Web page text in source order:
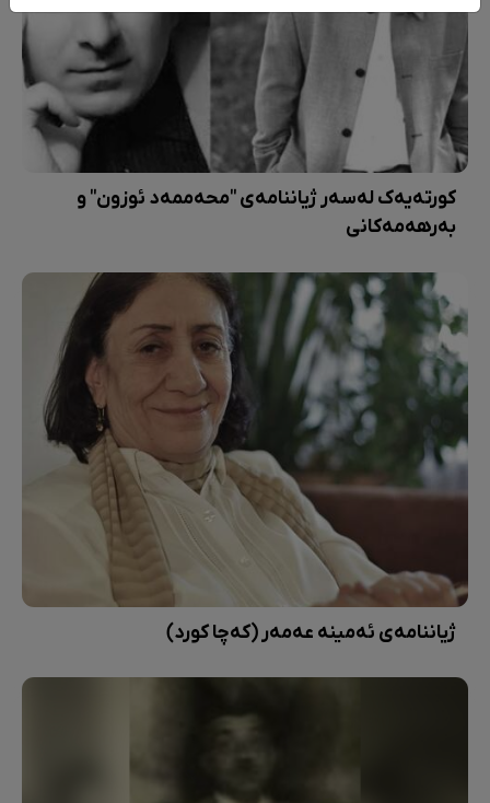
کورتەیەک لەسەر ژیاننامەی "محەممەد ئوزون" و
بەرهەمەکانی
ژیاننامەی ئەمینە عەمەر (کەچا کورد)